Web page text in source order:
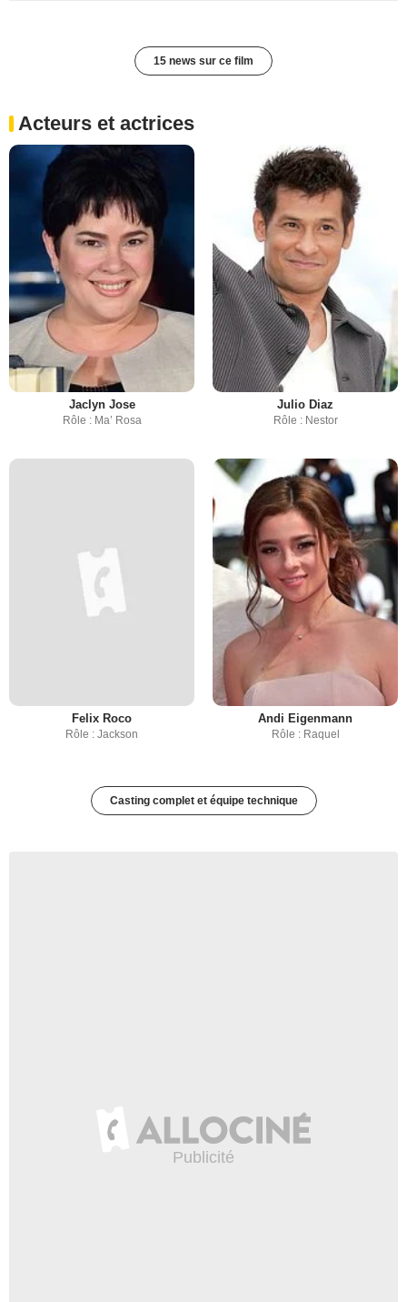
15 news sur ce film
Acteurs et actrices
Jaclyn Jose
Rôle : Ma’ Rosa
Julio Diaz
Rôle : Nestor
Felix Roco
Rôle : Jackson
Andi Eigenmann
Rôle : Raquel
Casting complet et équipe technique